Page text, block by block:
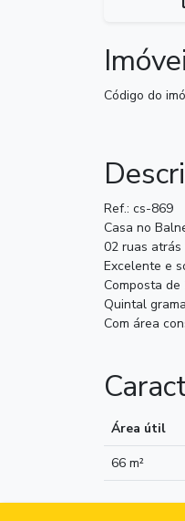
Código do
Ref.: cs-869
Casa no
02 ruas atrás
Excelente e
Composta
Quintal
Com área
Área útil
66 m²